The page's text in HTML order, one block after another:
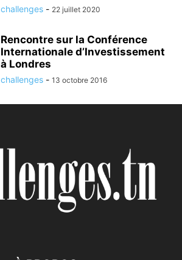
challenges - 22 juillet 2020
Rencontre sur la Conférence
Internationale d’Investissement
à Londres
challenges - 13 octobre 2016